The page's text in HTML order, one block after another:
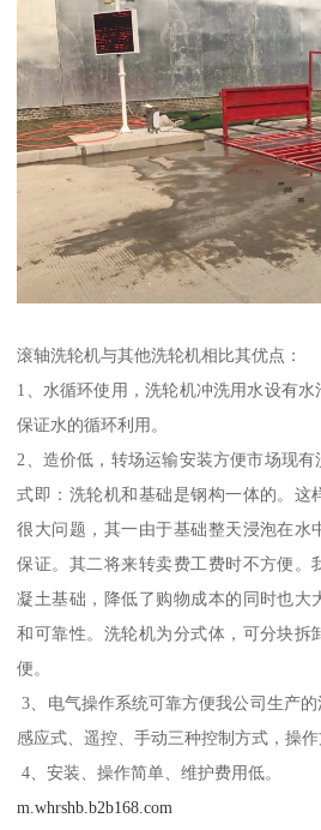
滚轴洗轮机与其他洗轮机相比其优点：
1、水循环使用，洗轮机冲洗用水设有
保证水的循环利用。
2、造价低，转场运输安装方便市场现
式即：洗轮机和基础是钢构一体的。这
很大问题，其一由于基础整天浸泡在水
保证。其二将来转卖费工费时不方便。
凝土基础，降低了购物成本的同时也大
和可靠性。洗轮机为分式体，可分块拆
便。
3、电气操作系统可靠方便我公司生产
感应式、遥控、手动三种控制方式，操作
4、安装、操作简单、维护费用低。
m.whrshb.b2b168.com